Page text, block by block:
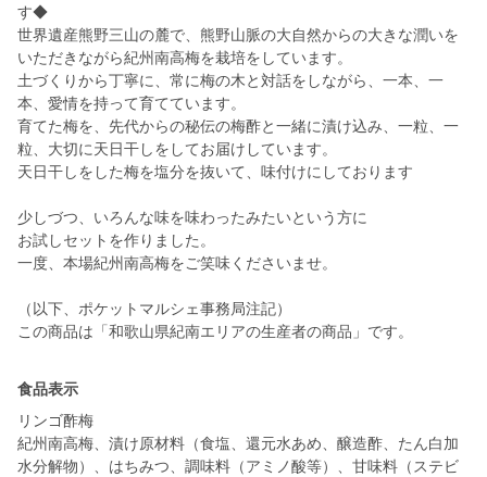
す◆
世界遺産熊野三山の麓で、熊野山脈の大自然からの大きな潤いを
いただきながら紀州南高梅を栽培をしています。
土づくりから丁寧に、常に梅の木と対話をしながら、一本、一
本、愛情を持って育てています。
育てた梅を、先代からの秘伝の梅酢と一緒に漬け込み、一粒、一
粒、大切に天日干しをしてお届けしています。
天日干しをした梅を塩分を抜いて、味付けにしております
少しづつ、いろんな味を味わったみたいという方に
お試しセットを作りました。
一度、本場紀州南高梅をご笑味くださいませ。
（以下、ポケットマルシェ事務局注記）
この商品は「和歌山県紀南エリアの生産者の商品」です。
食品表示
リンゴ酢梅
紀州南高梅、漬け原材料（食塩、還元水あめ、醸造酢、たん白加
水分解物）、はちみつ、調味料（アミノ酸等）、甘味料（ステビ